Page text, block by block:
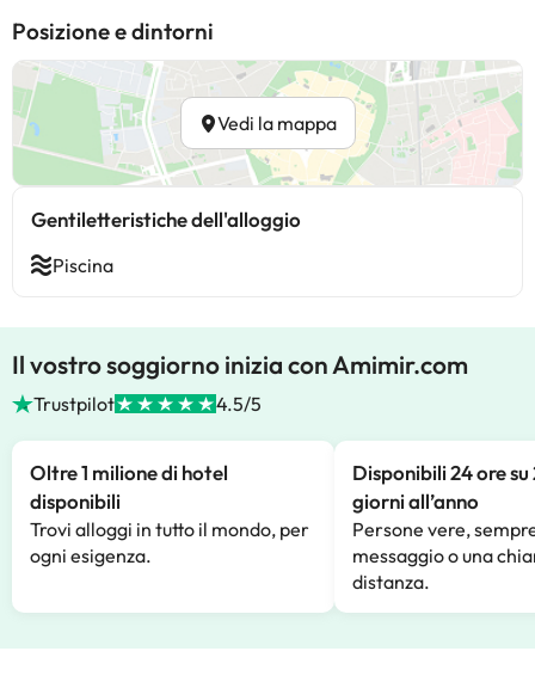
Posizione e dintorni
Vedi la mappa
Gentiletteristiche dell'alloggio
Piscina
Il vostro soggiorno inizia con Amimir.com
Trustpilot 4.5/5
Oltre 1 milione di hotel
disponibili
Trovi alloggi in tutto il mondo, per
ogni esigenza.
Disponibili 24 ore su
giorni all’anno
Persone vere,
messaggio o una
distanza.